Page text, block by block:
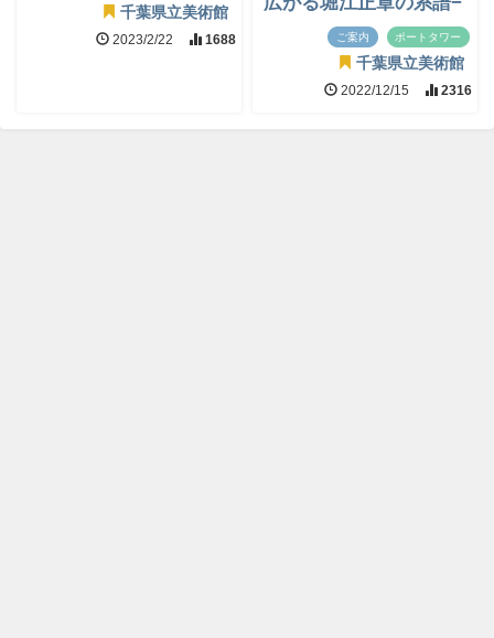
千葉県立美術館
2023/2/22 1688 ご案内 ポートタワー
千葉県立美術館
2022/12/15 2316